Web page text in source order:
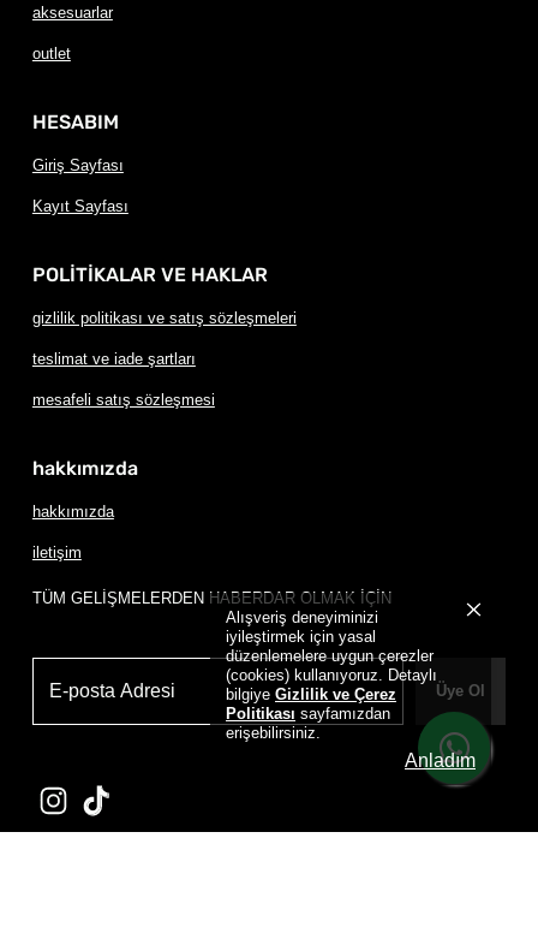
Alışveriş deneyiminizi
iyileştirmek için yasal
düzenlemelere uygun çerezler
(cookies) kullanıyoruz. Detaylı
bilgiye Gizlilik ve Çerez
Politikası sayfamızdan
erişebilirsiniz.
Anladım
aksesuarlar
outlet
HESABIM
Giriş Sayfası
Kayıt Sayfası
POLİTİKALAR VE HAKLAR
gizlilik politikası ve satış sözleşmeleri
teslimat ve iade şartları
mesafeli satış sözleşmesi
hakkımızda
hakkımızda
iletişim
TÜM GELİŞMELERDEN HABERDAR OLMAK İÇİN
Üye Ol